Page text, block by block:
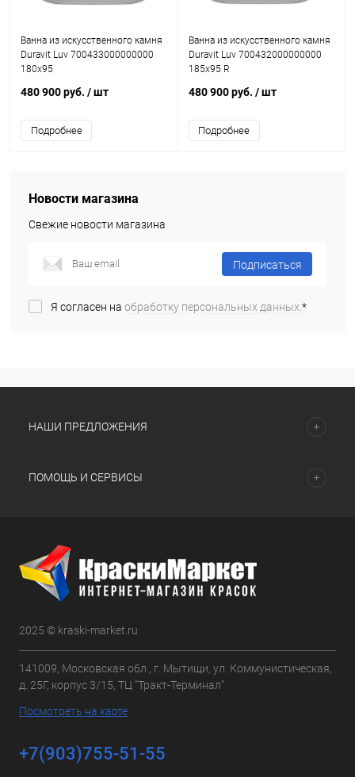
Ванна из искусственного камня
Duravit Luv 700433000000000
180х95
480 900 руб. / шт
Подробнее
Ванна из искусственного камня
Duravit Luv 700432000000000
185x95 R
480 900 руб. / шт
Подробнее
Новости магазина
Свежие новости магазина
Подписаться
Я согласен на обработку персональных данных.*
НАШИ ПРЕДЛОЖЕНИЯ
ПОМОЩЬ И СЕРВИСЫ
2025 © kraski-market.ru
141009, Московская обл., г. Мытищи, ул. Коммунистическая,
д. 25Г, корпус 3/15, ТЦ "Тракт-Терминал"
Посмотреть на карте
+7(903)755-51-55